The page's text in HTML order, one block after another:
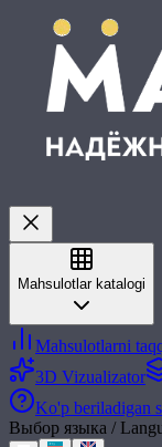
Mahsulotlar katalogi
Mahsulotlarni
3D Vizualizator
Ko'p beriladigan
Выбор языка /